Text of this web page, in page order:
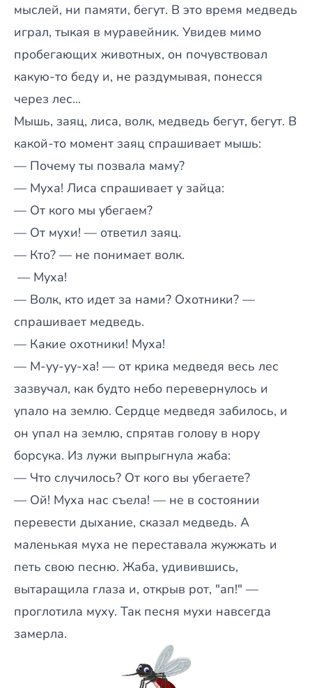
мыслей, ни памяти, бегут. В это время медведь
играл, тыкая в муравейник. Увидев мимо
пробегающих животных, он почувствовал
какую-то беду и, не раздумывая, понесся
через лес...
Мышь, заяц, лиса, волк, медведь бегут, бегут. В
какой-то момент заяц спрашивает мышь:
— Почему ты позвала маму?
— Муха! Лиса спрашивает у зайца:
— От кого мы убегаем?
— От мухи! — ответил заяц.
— Кто? — не понимает волк.
— Муха!
— Волк, кто идет за нами? Охотники? —
спрашивает медведь.
— Какие охотники! Муха!
— М-уу-уу-ха! — от крика медведя весь лес
зазвучал, как будто небо перевернулось и
упало на землю. Сердце медведя забилось, и
он упал на землю, спрятав голову в нору
борсука. Из лужи выпрыгнула жаба:
— Что случилось? От кого вы убегаете?
— Ой! Муха нас съела! — не в состоянии
перевести дыхание, сказал медведь. А
маленькая муха не переставала жужжать и
петь свою песню. Жаба, удивившись,
вытаращила глаза и, открыв рот, "ап!" —
проглотила муху. Так песня мухи навсегда
замерла.